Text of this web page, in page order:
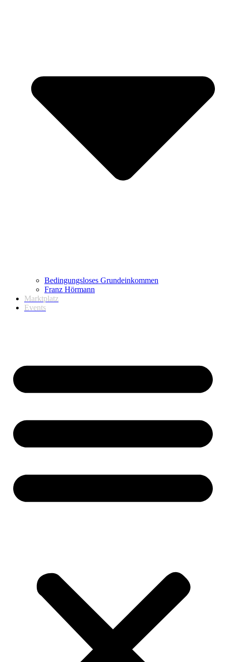
Bedingungsloses Grundeinkommen
Franz Hörmann
Marktplatz
Events